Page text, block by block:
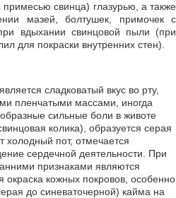
свинца) глазурью, а также
мазей, болтушек, примочек с
вдыхании свинцовой пыли (при
для покраски внутренних стен).
сладковатый вкус во рту,
пленчатыми массами, иногда
сильные боли в животе
колика), образуется серая
холодный пот, отмечается
сердечной деятельности. При
признаками являются
окраска кожных покровов, особенно
до синеваточерной) кайма на